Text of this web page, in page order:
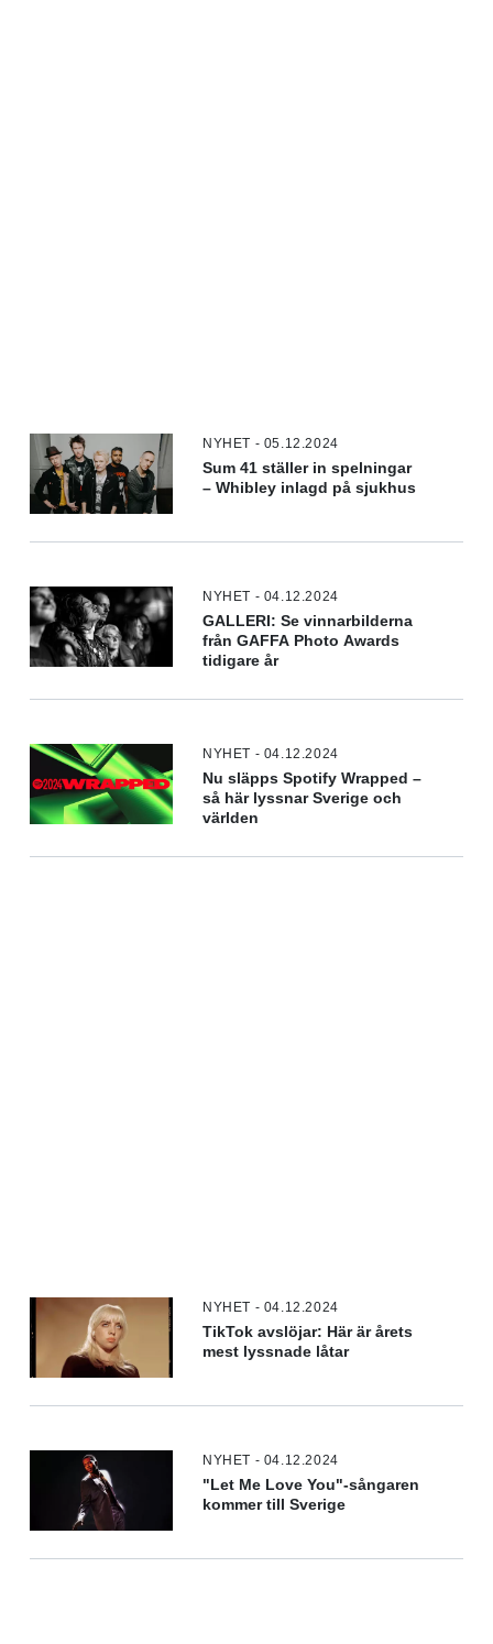
NYHET - 05.12.2024
Sum 41 ställer in spelningar
– Whibley inlagd på sjukhus
NYHET - 04.12.2024
GALLERI: Se vinnarbilderna
från GAFFA Photo Awards
tidigare år
NYHET - 04.12.2024
Nu släpps Spotify Wrapped –
så här lyssnar Sverige och
världen
NYHET - 04.12.2024
TikTok avslöjar: Här är årets
mest lyssnade låtar
NYHET - 04.12.2024
"Let Me Love You"-sångaren
kommer till Sverige